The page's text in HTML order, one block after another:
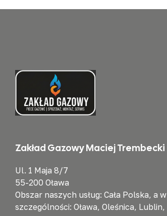
Zakład Gazowy Maciej Trembecki
Ul. 1 Maja 8/7
55-200 Oława
Obszar naszych usług: Cała Polska, a w
szczególności: Oława, Oleśnica, Lublin,